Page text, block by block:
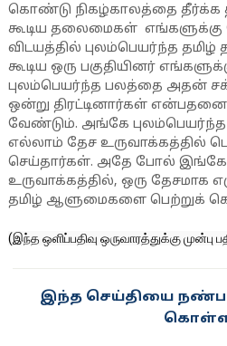
கொண்டு நிகழ்காலத்தை தீர்க்க
கூடிய தலைமைகள்
விடயத்தில் புலம்பெயர்ந்த தமிழ்
கூடிய ஒரு பகுதியினர்
புலம்பெயர்ந்த பலத்தை அதன்
ஒன்று திரட்டினார்கள்
வேண்டும். அங்கே
எல்லாம் தேச உருவாக்கத்தில்
செய்தார்கள். அதே போல்
உருவாக்கத்தில், ஒரு தேசமாக
தமிழ் ஆளுமைகளை பெற்றுக்
(இந்த ஒளிப்பதிவு ஒருவாரத்துக்கு முன்பு
இந்த செய்தியை